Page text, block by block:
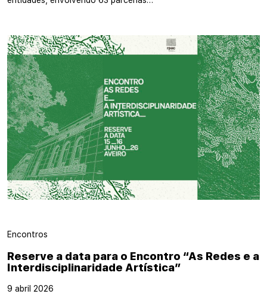
Encontros
Reserve a data para o Encontro “As Redes e a
Interdisciplinaridade Artística”
9 abril 2026